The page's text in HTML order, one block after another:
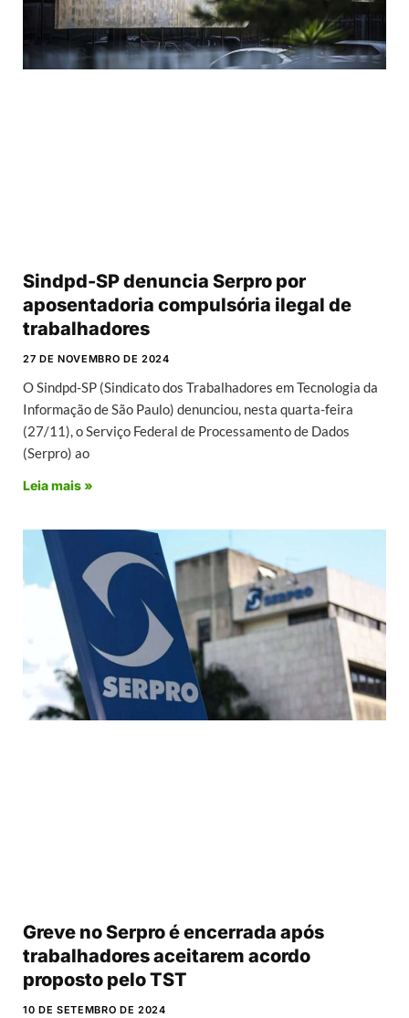
Sindpd-SP denuncia Serpro por
aposentadoria compulsória ilegal de
trabalhadores
27 DE NOVEMBRO DE 2024
O Sindpd-SP (Sindicato dos Trabalhadores em Tecnologia da
Informação de São Paulo) denunciou, nesta quarta-feira
(27/11), o Serviço Federal de Processamento de Dados
(Serpro) ao
Leia mais »
Greve no Serpro é encerrada após
trabalhadores aceitarem acordo
proposto pelo TST
10 DE SETEMBRO DE 2024